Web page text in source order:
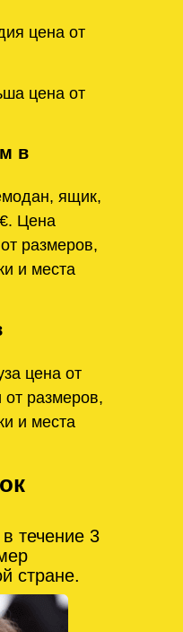
цена от
цена от
в
ящик,
Цена
размеров,
и места
цена от
от размеров,
и места
течение 3
стране.